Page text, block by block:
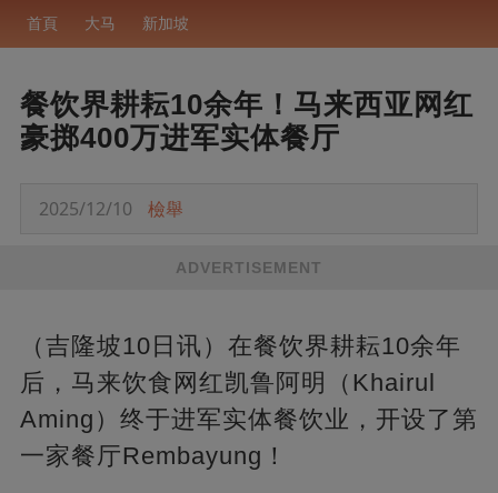
首頁 大马 新加坡
餐饮界耕耘10余年！马来西亚网红
豪掷400万进军实体餐厅
2025/12/10 檢舉
ADVERTISEMENT
（吉隆坡10日讯）在餐饮界耕耘10余年
后，马来饮食网红凯鲁阿明（Khairul
Aming）终于进军实体餐饮业，开设了第
一家餐厅Rembayung！